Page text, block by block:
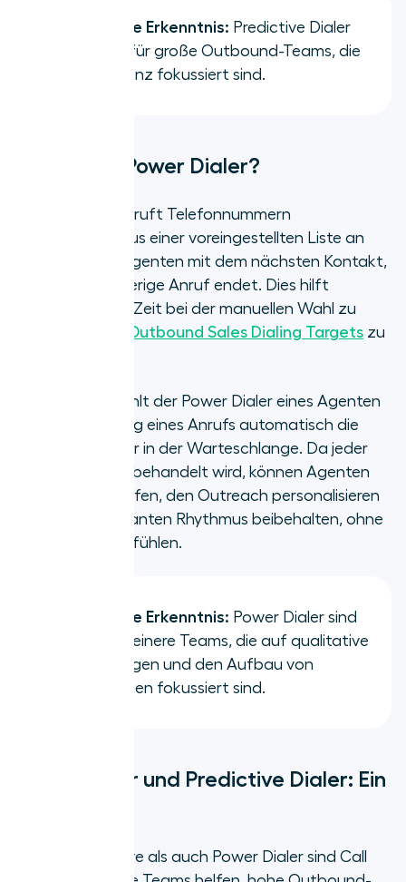
Wichtigste Erkenntnis: Predictive Dialer
sind ideal für große Outbound-Teams, die
auf Effizienz fokussiert sind.
Was ist ein Power Dialer?
Ein Power Dialer ruft Telefonnummern
nacheinander aus einer voreingestellten Liste an
und verbindet Agenten mit dem nächsten Kontakt,
sobald der vorherige Anruf endet. Dies hilft
Vertriebsteams, Zeit bei der manuellen Wahl zu
Outbound Sales Dialing Targets zu
Zum Beispiel wählt der Power Dialer eines Agenten
nach Beendigung eines Anrufs automatisch die
nächste Nummer in der Warteschlange. Da jeder
Anruf individuell behandelt wird, können Agenten
Notizen überprüfen, den Outreach personalisieren
und einen konstanten Rhythmus beibehalten, ohne
sich gehetzt zu fühlen.
Wichtigste Erkenntnis: Power Dialer sind
ideal für kleinere Teams, die auf qualitative
Verbindungen und den Aufbau von
Beziehungen fokussiert sind.
Power Dialer und Predictive Dialer: Ein
Sowohl Predictive als auch Power Dialer sind Call